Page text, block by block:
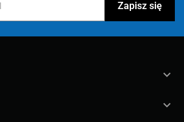
keyboard_arrow_down
